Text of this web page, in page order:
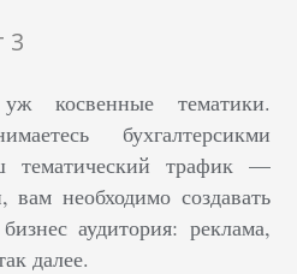
3
косвенные тематики.
бухгалтерсикми
тематический трафик —
вам необходимо создавать
аудитория: реклама,
далее.